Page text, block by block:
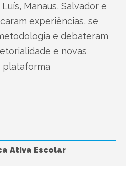
Manaus, Salvador e
experiências, se
e debateram
e novas
plataforma
Ativa Escolar